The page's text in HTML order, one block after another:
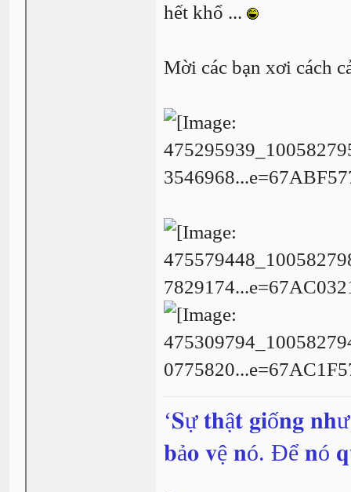
hết khổ ...
Mời các bạn xơi cách
‘𝐒ự 𝐭𝐡ậ𝐭 𝐠𝐢ố𝐧𝐠
𝐛ả𝐨 𝐯ệ 𝐧ó. Để 𝐧ó